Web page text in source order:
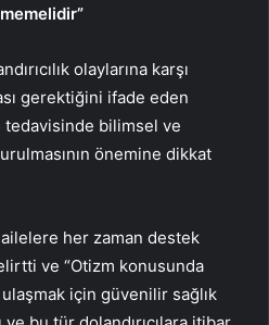
olaylarına karşı
gerektiğini ifade eden
tedavisinde bilimsel ve
önemine dikkat
her zaman destek
ve “Otizm konusunda
için güvenilir sağlık